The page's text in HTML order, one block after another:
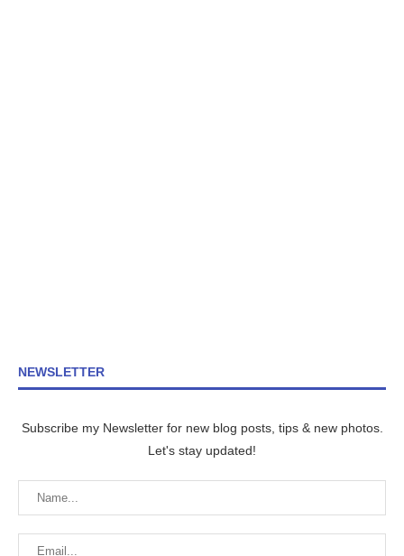
NEWSLETTER
Subscribe my Newsletter for new blog posts, tips & new photos.
Let's stay updated!